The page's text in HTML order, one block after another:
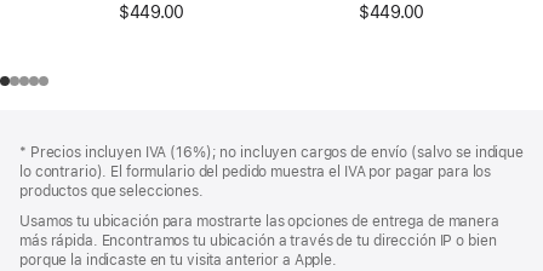
$449.00
$449.00
de
página
a
pie
de
página
Nota
a
pie
página
* Precios incluyen IVA (16%); no incluyen cargos de envío (salvo se indique
lo contrario). El formulario del pedido muestra el IVA por pagar para los
productos que selecciones.
Usamos tu ubicación para mostrarte las opciones de entrega de manera
más rápida. Encontramos tu ubicación a través de tu dirección IP o bien
porque la indicaste en tu visita anterior a Apple.